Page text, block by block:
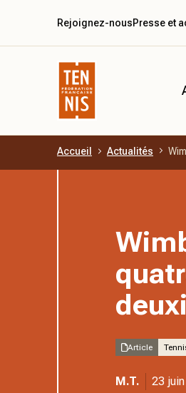
Aller au contenu principal
Rejoignez-nousPresse et
Accueil Actualités
Article
M.T. 23